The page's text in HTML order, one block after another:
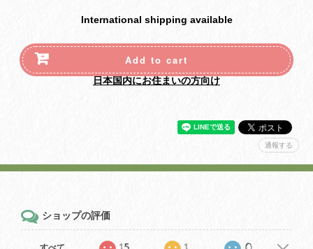
International shipping available
Add to cart
日本国内にお住まいの方向け
通報する
ショップの評価